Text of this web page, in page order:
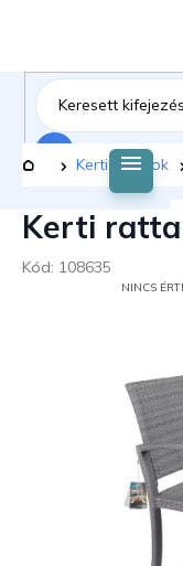
tartalomhoz
Kezdőlap
Kerti bútorok
Kerti
Kód: 108635
NINCS